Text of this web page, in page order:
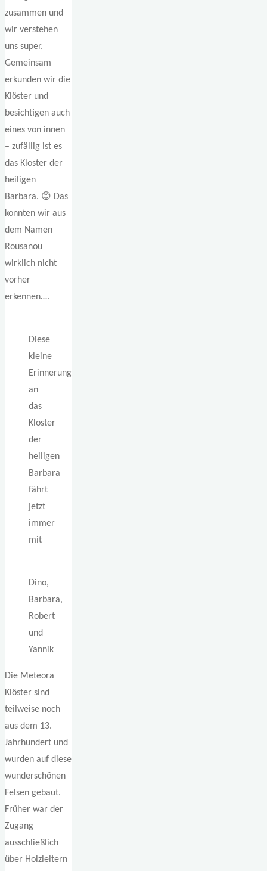
zusammen und
wir verstehen
uns super.
Gemeinsam
erkunden wir die
Klöster und
besichtigen auch
eines von innen
– zufällig ist es
das Kloster der
heiligen
Barbara. 😊 Das
konnten wir aus
dem Namen
Rousanou
wirklich nicht
vorher
erkennen….
Diese
kleine
Erinnerung
an
das
Kloster
der
heiligen
Barbara
fährt
jetzt
immer
mit
Dino,
Barbara,
Robert
und
Yannik
Die Meteora
Klöster sind
teilweise noch
aus dem 13.
Jahrhundert und
wurden auf diese
wunderschönen
Felsen gebaut.
Früher war der
Zugang
ausschließlich
über Holzleitern